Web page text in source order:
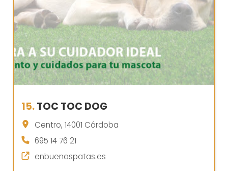
15.TOC TOC DOG
Centro, 14001 Córdoba
695 14 76 21
enbuenaspatas.es